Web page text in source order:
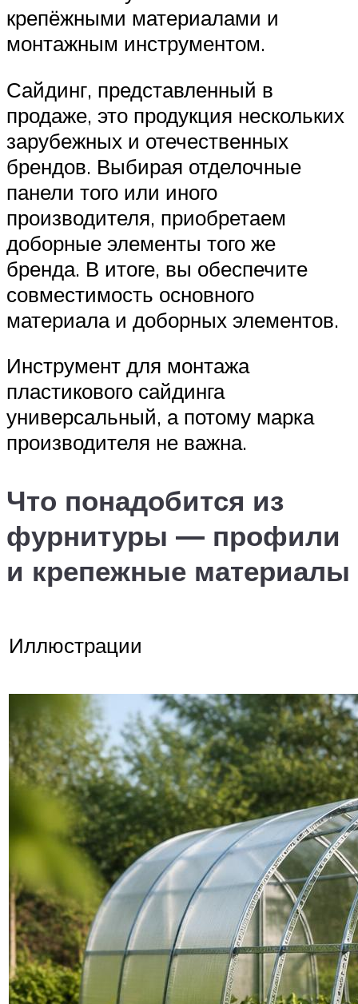
крепёжными материалами и
монтажным инструментом.
Сайдинг, представленный в
продаже, это продукция нескольких
зарубежных и отечественных
брендов. Выбирая отделочные
панели того или иного
производителя, приобретаем
доборные элементы того же
бренда. В итоге, вы обеспечите
совместимость основного
материала и доборных элементов.
Инструмент для монтажа
пластикового сайдинга
универсальный, а потому марка
производителя не важна.
Что понадобится из
фурнитуры — профили
и крепежные материалы
Иллюстрации